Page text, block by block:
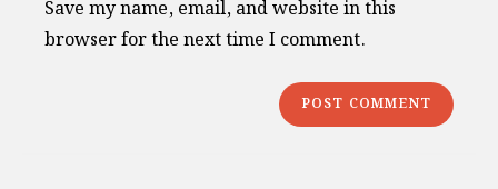
(optional)
Save my name, email, and website in this
browser for the next time I comment.